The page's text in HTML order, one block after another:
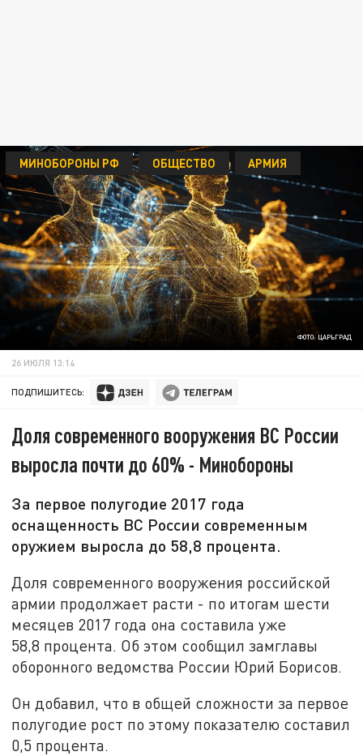
ФОТО: ЦАРЬГРАД
МИНОБОРОНЫ РФ ОБЩЕСТВО АРМИЯ
26 ИЮЛЯ 13:14
ПОДПИШИТЕСЬ:
Доля современного вооружения ВС России
выросла почти до 60% - Минобороны
За первое полугодие 2017 года
оснащенность ВС России современным
оружием выросла до 58,8 процента.
Доля современного вооружения российской
армии продолжает расти - по итогам шести
месяцев 2017 года она составила уже
58,8 процента. Об этом сообщил замглавы
оборонного ведомства России Юрий Борисов.
Он добавил, что в общей сложности за первое
полугодие рост по этому показателю составил
0,5 процента.